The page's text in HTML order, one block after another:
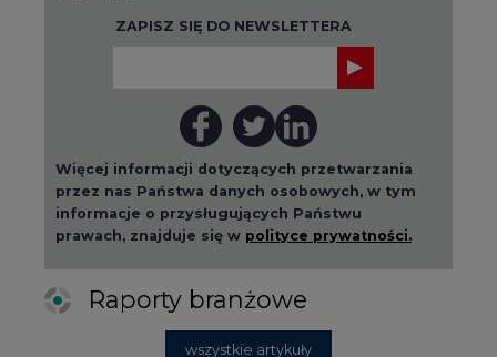
ZAPISZ SIĘ DO NEWSLETTERA
Więcej informacji dotyczących przetwarzania
przez nas Państwa danych osobowych, w tym
informacje o przysługujących Państwu
prawach, znajduje się w polityce prywatności.
Raporty branżowe
wszystkie artykuły